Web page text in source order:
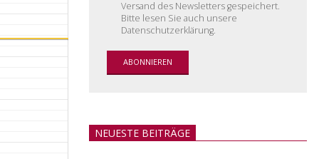
Versand des Newsletters gespeichert.
Bitte lesen Sie auch unsere
Datenschutzerklärung.
NEUESTE BEITRÄGE